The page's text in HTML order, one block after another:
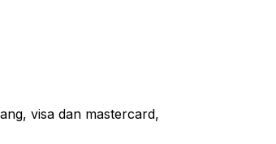
visa dan mastercard,